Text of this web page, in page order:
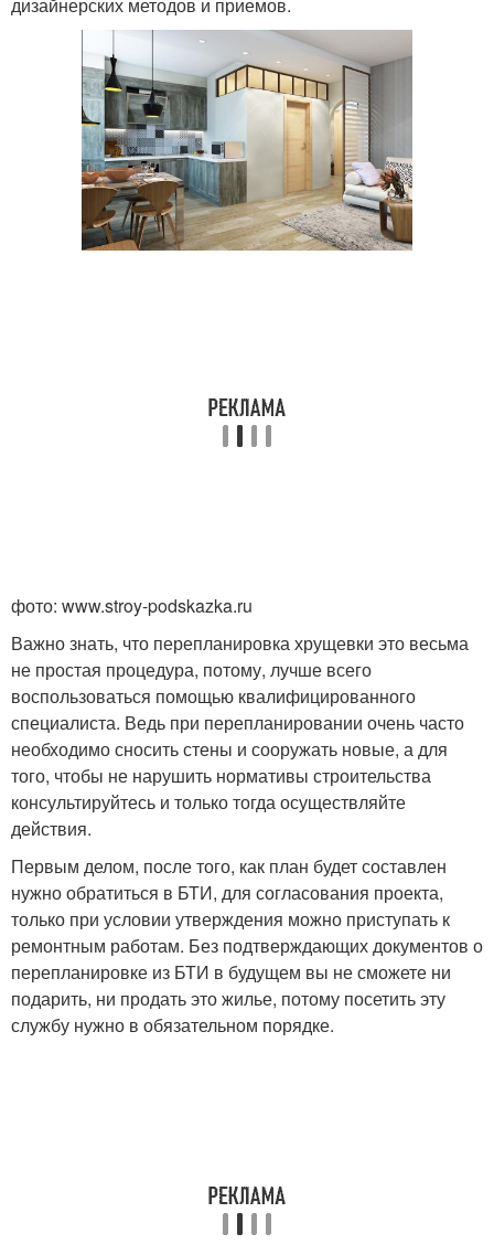
фото: www.stroy-podskazka.ru
Важно знать, что перепланировка хрущевки это весьма
не простая процедура, потому, лучше всего
воспользоваться помощью квалифицированного
специалиста. Ведь при перепланировании очень часто
необходимо сносить стены и сооружать новые, а для
того, чтобы не нарушить нормативы строительства
консультируйтесь и только тогда осуществляйте
действия.
Первым делом, после того, как план будет составлен
нужно обратиться в БТИ, для согласования проекта,
только при условии утверждения можно приступать к
ремонтным работам. Без подтверждающих документов о
перепланировке из БТИ в будущем вы не сможете ни
подарить, ни продать это жилье, потому посетить эту
службу нужно в обязательном порядке.